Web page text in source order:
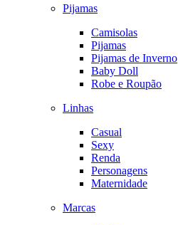
Pijamas
Camisolas
Pijamas
Pijamas de Inverno
Baby Doll
Robe e Roupão
Linhas
Casual
Sexy
Renda
Personagens
Maternidade
Marcas